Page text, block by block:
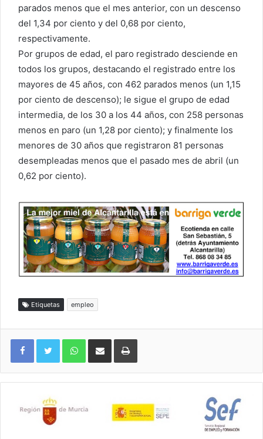
parados menos que el mes anterior, con un descenso
del 1,34 por ciento y del 0,68 por ciento,
respectivamente.
Por grupos de edad, el paro registrado desciende en
todos los grupos, destacando el registrado entre los
mayores de 45 años, con 462 parados menos (un 1,15
por ciento de descenso); le sigue el grupo de edad
intermedia, de los 30 a los 44 años, con 258 personas
menos en paro (un 1,28 por ciento); y finalmente los
menores de 30 años que registraron 81 personas
desempleadas menos que el pasado mes de abril (un
0,62 por ciento).
Etiquetas empleo
WhatsAppCompartir por correo electrónicoImprimir